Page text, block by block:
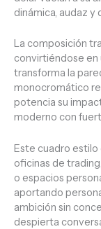
dinámica, audaz y
La composición
convirtiéndose en
transforma la
monocromático
potencia su
moderno con
Este cuadro
oficinas de
o espacios
aportando
ambición sin
despierta